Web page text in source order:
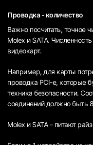
Проводка - количество
Важно посчитать, точное
Molex и SATA.
видеокарт.
Например, для карты
проводка PCI-e, которые
техника безопасности.
соединений должно быть
Molex и SATA – питают